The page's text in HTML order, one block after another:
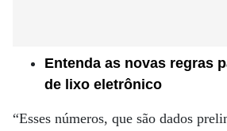
Entenda as novas regras
de lixo eletrônico
“Esses números, que são dados